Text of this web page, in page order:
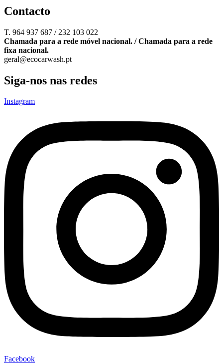
Contacto
T. 964 937 687 / 232 103 022
Chamada para a rede móvel nacional. / Chamada para a rede
fixa nacional.
geral@ecocarwash.pt
Siga-nos nas redes
Instagram
Facebook